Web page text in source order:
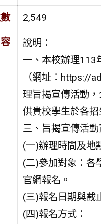
2,549
說明：
一、本校辦理113
（網址：https://
理旨揭宣傳活動
供貴校學生於各
三、旨揭宣傳活動
(一)辦理時間及地
(二)參加對象：各
官網報名。
(三)報名日期與截
(四)報名方式：